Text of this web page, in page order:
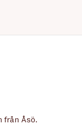
från Åsö.